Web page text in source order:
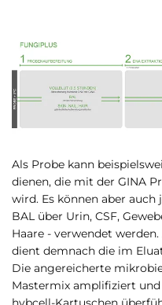
Als Probe kann
dienen, die mit der GINA
wird. Es können aber
BAL über Urin, CSF,
Haare - verwendet
dient demnach die im
Die angereicherte
Mastermix amplifiziert